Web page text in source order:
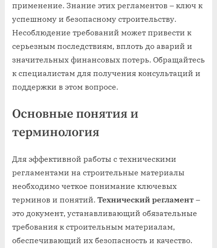
применение. Знание этих регламентов – ключ к
успешному и безопасному строительству.
Несоблюдение требований может привести к
серьезным последствиям, вплоть до аварий и
значительных финансовых потерь. Обращайтесь
к специалистам для получения консультаций и
поддержки в этом вопросе.
Основные понятия и
терминология
Для эффективной работы с техническими
регламентами на строительные материалы
необходимо четкое понимание ключевых
терминов и понятий. Технический регламент –
это документ, устанавливающий обязательные
требования к строительным материалам,
обеспечивающий их безопасность и качество.